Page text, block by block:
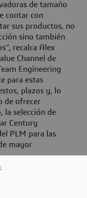
de tamaño
contar con
sus productos, no
sino también
recalca Alex
Channel de
Engineering
para estas
plazos y, lo
de ofrecer
la selección de
Century
PLM para las
mayor